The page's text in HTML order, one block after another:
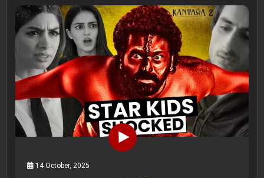
14 October, 2025